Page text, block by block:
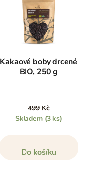
Kakaové boby drcené
BIO, 250 g
499 Kč
Skladem (3 ks)
Do košíku